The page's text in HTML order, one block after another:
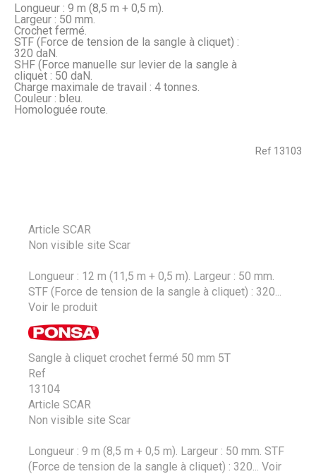
Ref 13103
Longueur : 9 m (8,5 m + 0,5 m).
Largeur : 50 mm.
Crochet fermé.
STF (Force de tension de la sangle à cliquet) :
320 daN.
SHF (Force manuelle sur levier de la sangle à
cliquet : 50 daN.
Charge maximale de travail : 4 tonnes.
Couleur : bleu.
Homologuée route.
Article SCAR
Non visible site Scar
Longueur : 12 m (11,5 m + 0,5 m). Largeur : 50 mm.
STF (Force de tension de la sangle à cliquet) : 320...
Voir le produit
Sangle à cliquet crochet fermé 50 mm 5T
Ref
13104
Article SCAR
Non visible site Scar
Longueur : 9 m (8,5 m + 0,5 m). Largeur : 50 mm. STF
(Force de tension de la sangle à cliquet) : 320...
Voir